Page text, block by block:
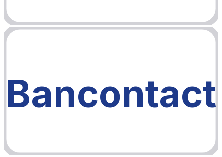
Bancontact